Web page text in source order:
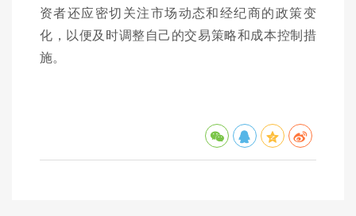
资者还应密切关注市场动态和经纪商的政策变
化，以便及时调整自己的交易策略和成本控制措
施。